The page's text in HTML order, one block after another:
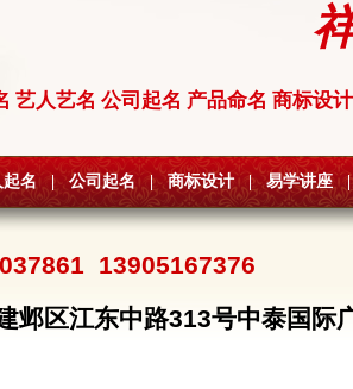
艺人艺名 公司起名 产品命名 商标设计
名 | 公司起名 | 商标设计 | 易学讲座 |
13905167376
邺区江东中路313号中泰国际